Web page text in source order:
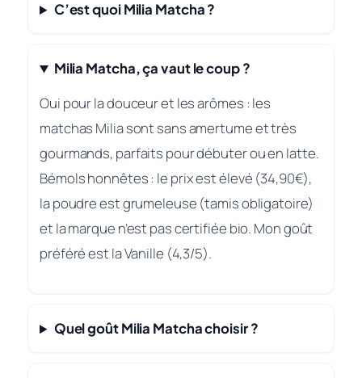
C’est quoi Milia Matcha ?
Milia Matcha, ça vaut le coup ?
Oui pour la douceur et les arômes : les
matchas Milia sont sans amertume et très
gourmands, parfaits pour débuter ou en latte.
Bémols honnêtes : le prix est élevé (34,90€),
la poudre est grumeleuse (tamis obligatoire)
et la marque n’est pas certifiée bio. Mon goût
préféré est la Vanille (4,3/5).
Quel goût Milia Matcha choisir ?